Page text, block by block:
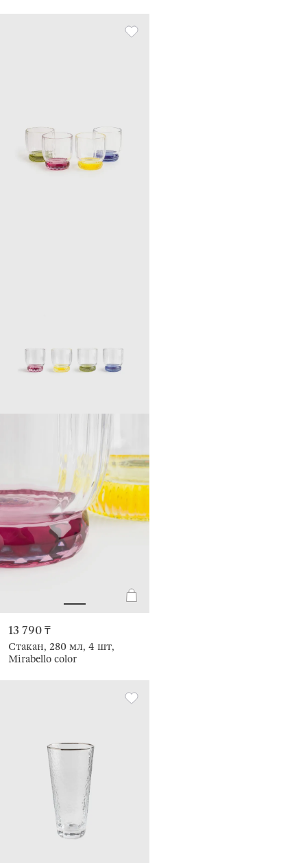
13 790 ₸
Стакан, 280 мл, 4 шт,
Mirabello color